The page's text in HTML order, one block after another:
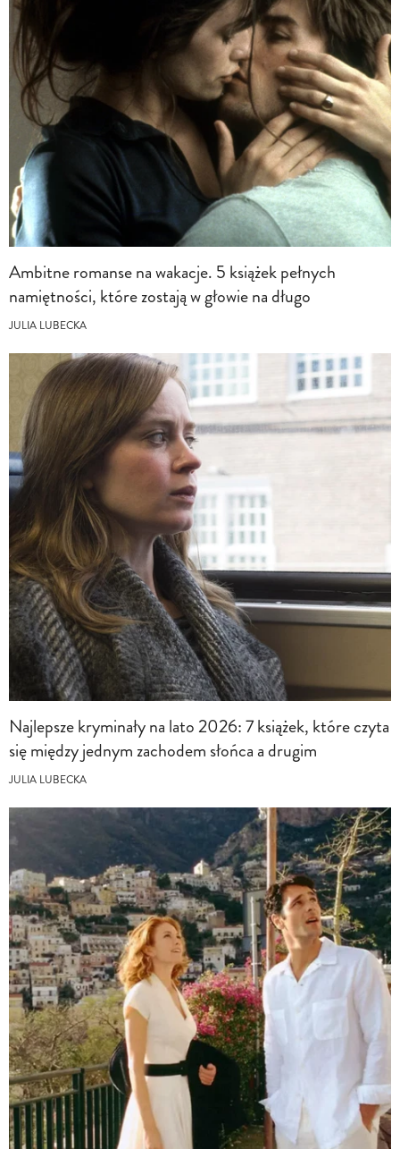
Ambitne romanse na wakacje. 5 książek pełnych
namiętności, które zostają w głowie na długo
JULIA LUBECKA
Najlepsze kryminały na lato 2026: 7 książek, które czyta
się między jednym zachodem słońca a drugim
JULIA LUBECKA